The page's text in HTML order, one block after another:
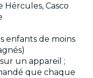
Hércules, Casco
enfants de moins
un appareil ;
que chaque